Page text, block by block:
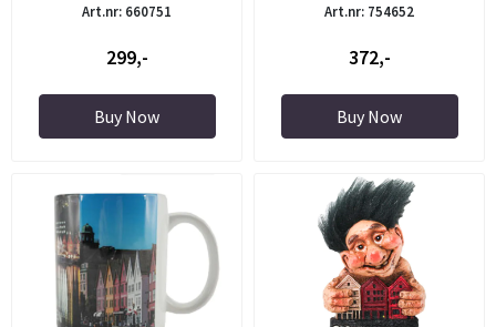
Art.nr: 660751
299,-
Buy Now
Art.nr: 754652
372,-
Buy Now